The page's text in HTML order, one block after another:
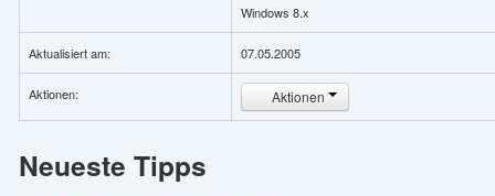
Windows 8.x
Aktualisiert am: 07.05.2005
Aktionen: Aktionen
Neueste Tipps